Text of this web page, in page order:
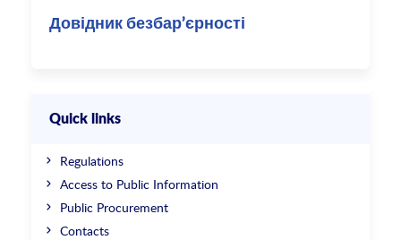
Довідник безбар’єрності
Quick links
Regulations
Access to Public Information
Public Procurement
Contacts